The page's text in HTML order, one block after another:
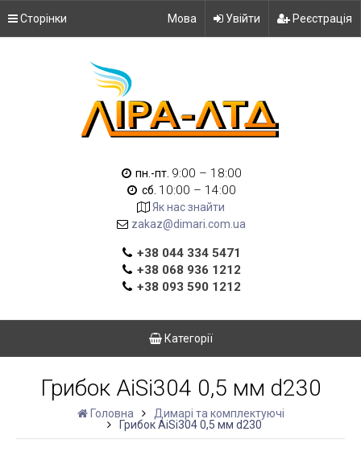
Сторінки Мова Увійти Реєстрація
пн.-пт. 9:00 – 18:00
сб. 10:00 – 14:00
Як нас знайти
zakaz@dimari.com.ua
+38 044 334 5471
+38 068 936 1212
+38 093 590 1212
Категорії
Грибок AiSi304 0,5 мм d230
Головна
Димарі та комплектуючі
Грибок AiSi304 0,5 мм d230